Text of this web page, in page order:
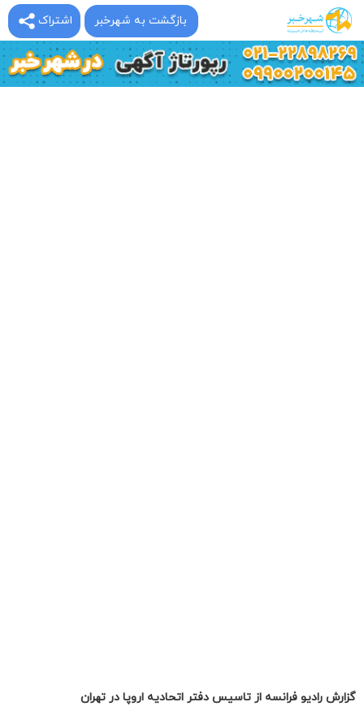
اشتراک بازگشت به شهرخبر
گزارش رادیو فرانسه از تاسیس دفتر اتحادیه اروپا در تهران